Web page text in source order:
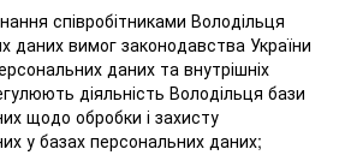
співробітниками Володільця
даних вимог законодавства України
даних та внутрішніх
діяльність Володільця бази
щодо обробки і захисту
у базах персональних даних;